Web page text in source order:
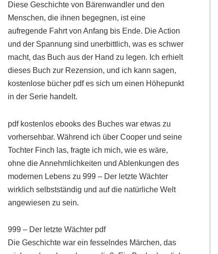
Diese Geschichte von Bärenwandler und den
Menschen, die ihnen begegnen, ist eine
aufregende Fahrt von Anfang bis Ende. Die Action
und der Spannung sind unerbittlich, was es schwer
macht, das Buch aus der Hand zu legen. Ich erhielt
dieses Buch zur Rezension, und ich kann sagen,
kostenlose bücher pdf es sich um einen Höhepunkt
in der Serie handelt.
pdf kostenlos ebooks des Buches war etwas zu
vorhersehbar. Während ich über Cooper und seine
Tochter Finch las, fragte ich mich, wie es wäre,
ohne die Annehmlichkeiten und Ablenkungen des
modernen Lebens zu 999 – Der letzte Wächter
wirklich selbstständig und auf die natürliche Welt
angewiesen zu sein.
999 – Der letzte Wächter pdf
Die Geschichte war ein fesselndes Märchen, das